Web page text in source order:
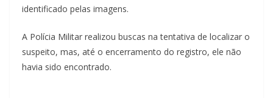
identificado pelas imagens.
A Polícia Militar realizou buscas na tentativa de localizar o
suspeito, mas, até o encerramento do registro, ele não
havia sido encontrado.